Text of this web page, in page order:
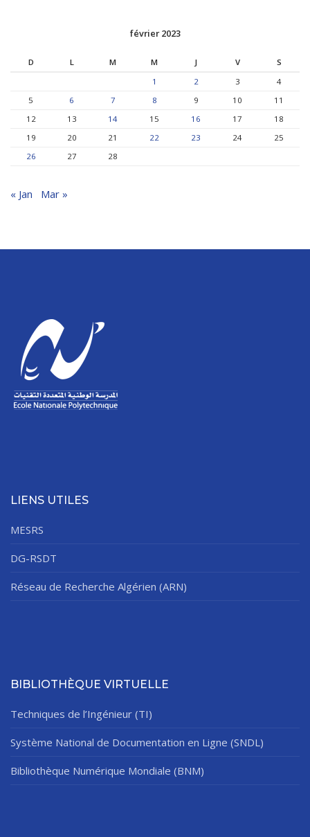
février 2023
D L M M J V
S
1
2 3
4
5
6 7 8 9 10
11
12
13 14 15 16 17
18
19
20 21 22 23 24
25
26
27 28
« Jan Mar »
LIENS UTILES
MESRS
DG-RSDT
Réseau de Recherche Algérien (ARN)
BIBLIOTHÈQUE VIRTUELLE
Techniques de l’Ingénieur (TI)
Système National de Documentation en Ligne (SNDL)
Bibliothèque Numérique Mondiale (BNM)